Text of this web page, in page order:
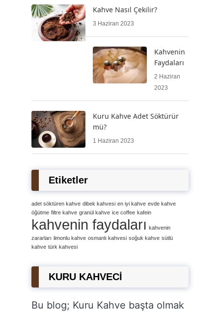
Kahve Nasıl Çekilir?
3 Haziran 2023
Kahvenin
Faydaları
2 Haziran
2023
Kuru Kahve Adet Söktürür
mü?
1 Haziran 2023
Etiketler
adet söktüren kahve dibek kahvesi en iyi kahve evde kahve
öğütme filtre kahve granül kahve ice coffee kafein
kahvenin faydaları kahvenin
zararları limonlu kahve osmanlı kahvesi soğuk kahve sütlü
kahve türk kahvesi
KURU KAHVECİ
Bu blog; Kuru Kahve başta olmak